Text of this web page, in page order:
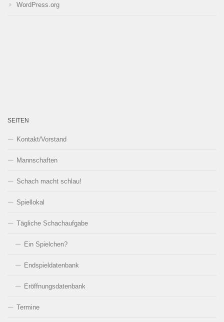
WordPress.org
SEITEN
Kontakt/Vorstand
Mannschaften
Schach macht schlau!
Spiellokal
Tägliche Schachaufgabe
Ein Spielchen?
Endspieldatenbank
Eröffnungsdatenbank
Termine